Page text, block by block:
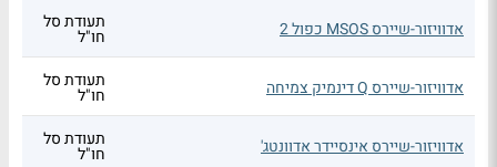
אדוויזור-שיירס MSOS כפול 2 תעודת סל
חו"ל
אדוויזור-שיירס Q דינמיק צמיחה תעודת סל
חו"ל
אדוויזור-שיירס אינסיידר אדוונטג' תעודת סל
חו"ל